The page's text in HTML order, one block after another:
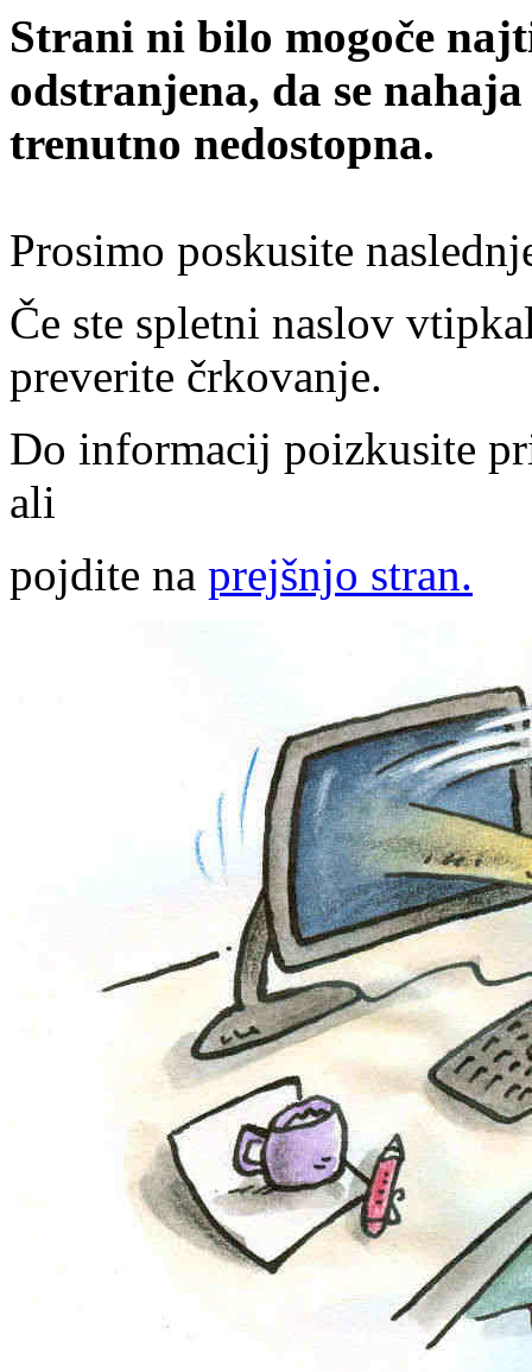
Strani ni bilo mogoče
odstranjena, da se
trenutno nedostopna.
Prosimo poskusite
Če ste spletni naslov
preverite črkovanje.
Do informacij poizkusite
ali
pojdite na prejšnjo stran.